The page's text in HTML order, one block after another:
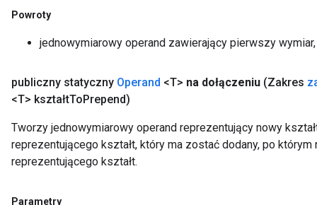
Powroty
jednowymiarowy operand zawierający pierwszy
publiczny statyczny Operand <T> na dołączeniu (Zakres
<T> kształtToPrepend)
Tworzy jednowymiarowy operand reprezentujący nowy
reprezentującego kształt, który ma zostać dodany, po którym
reprezentującego kształt.
Parametry